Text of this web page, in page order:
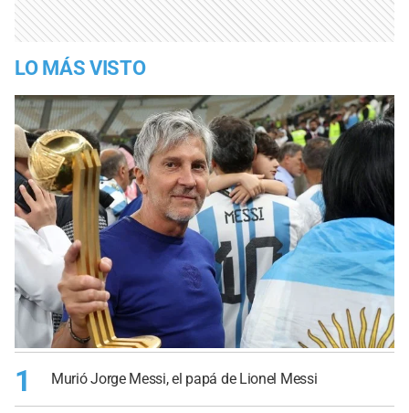
LO MÁS VISTO
1 Murió Jorge Messi, el papá de Lionel Messi